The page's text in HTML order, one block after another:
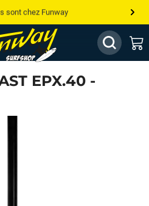
sont chez Funway
le windsurf, wingfoil, etc...
cher ailleurs ? On s’aligne !
Appelle nous !EPX.40 -